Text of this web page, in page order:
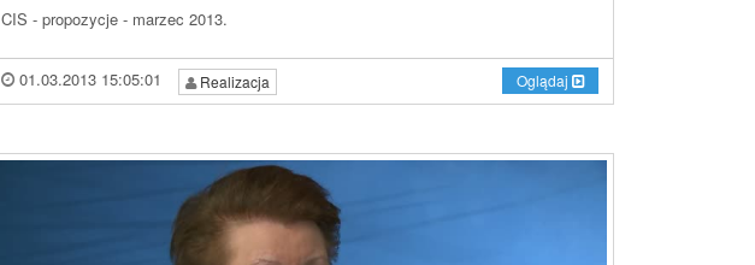
CIS - propozycje - marzec 2013.
01.03.2013 15:05:01 Realizacja Oglądaj